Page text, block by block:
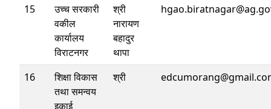
15
उच्च सरकारी
वकील
कार्यालय
विराटनगर
श्री
नारायण
बहादुर
थापा
16
शिक्षा विकास
तथा समन्वय
इकाई
श्री